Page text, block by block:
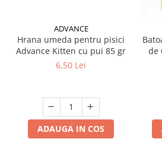
ADVANCE
Hrana umeda pentru pisici
Advance Kitten cu pui 85 gr
6,50 Lei
ADAUGA IN COS
de